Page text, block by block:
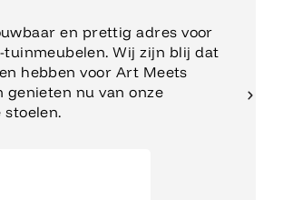
en prettig adres voor
tuinmeubelen. Wij zijn blij dat
hebben voor Art Meets
genieten nu van onze